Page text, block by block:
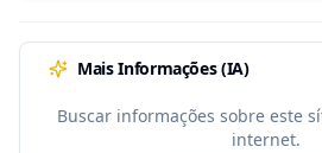
Mais Informações (IA)
Buscar informações sobre este
internet.